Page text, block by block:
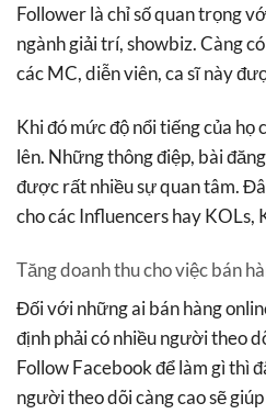
Follower là chỉ số quan trọng
ngành giải trí, showbiz. Càng
các MC, diễn viên, ca sĩ này
Khi đó mức độ nổi tiếng của họ
lên. Những thông điệp, bài
được rất nhiều sự quan tâm.
cho các Influencers hay KOLs,
Tăng doanh thu cho việc bán
Đối với những ai bán hàng
định phải có nhiều người theo
Follow Facebook để làm gì thì
người theo dõi càng cao sẽ